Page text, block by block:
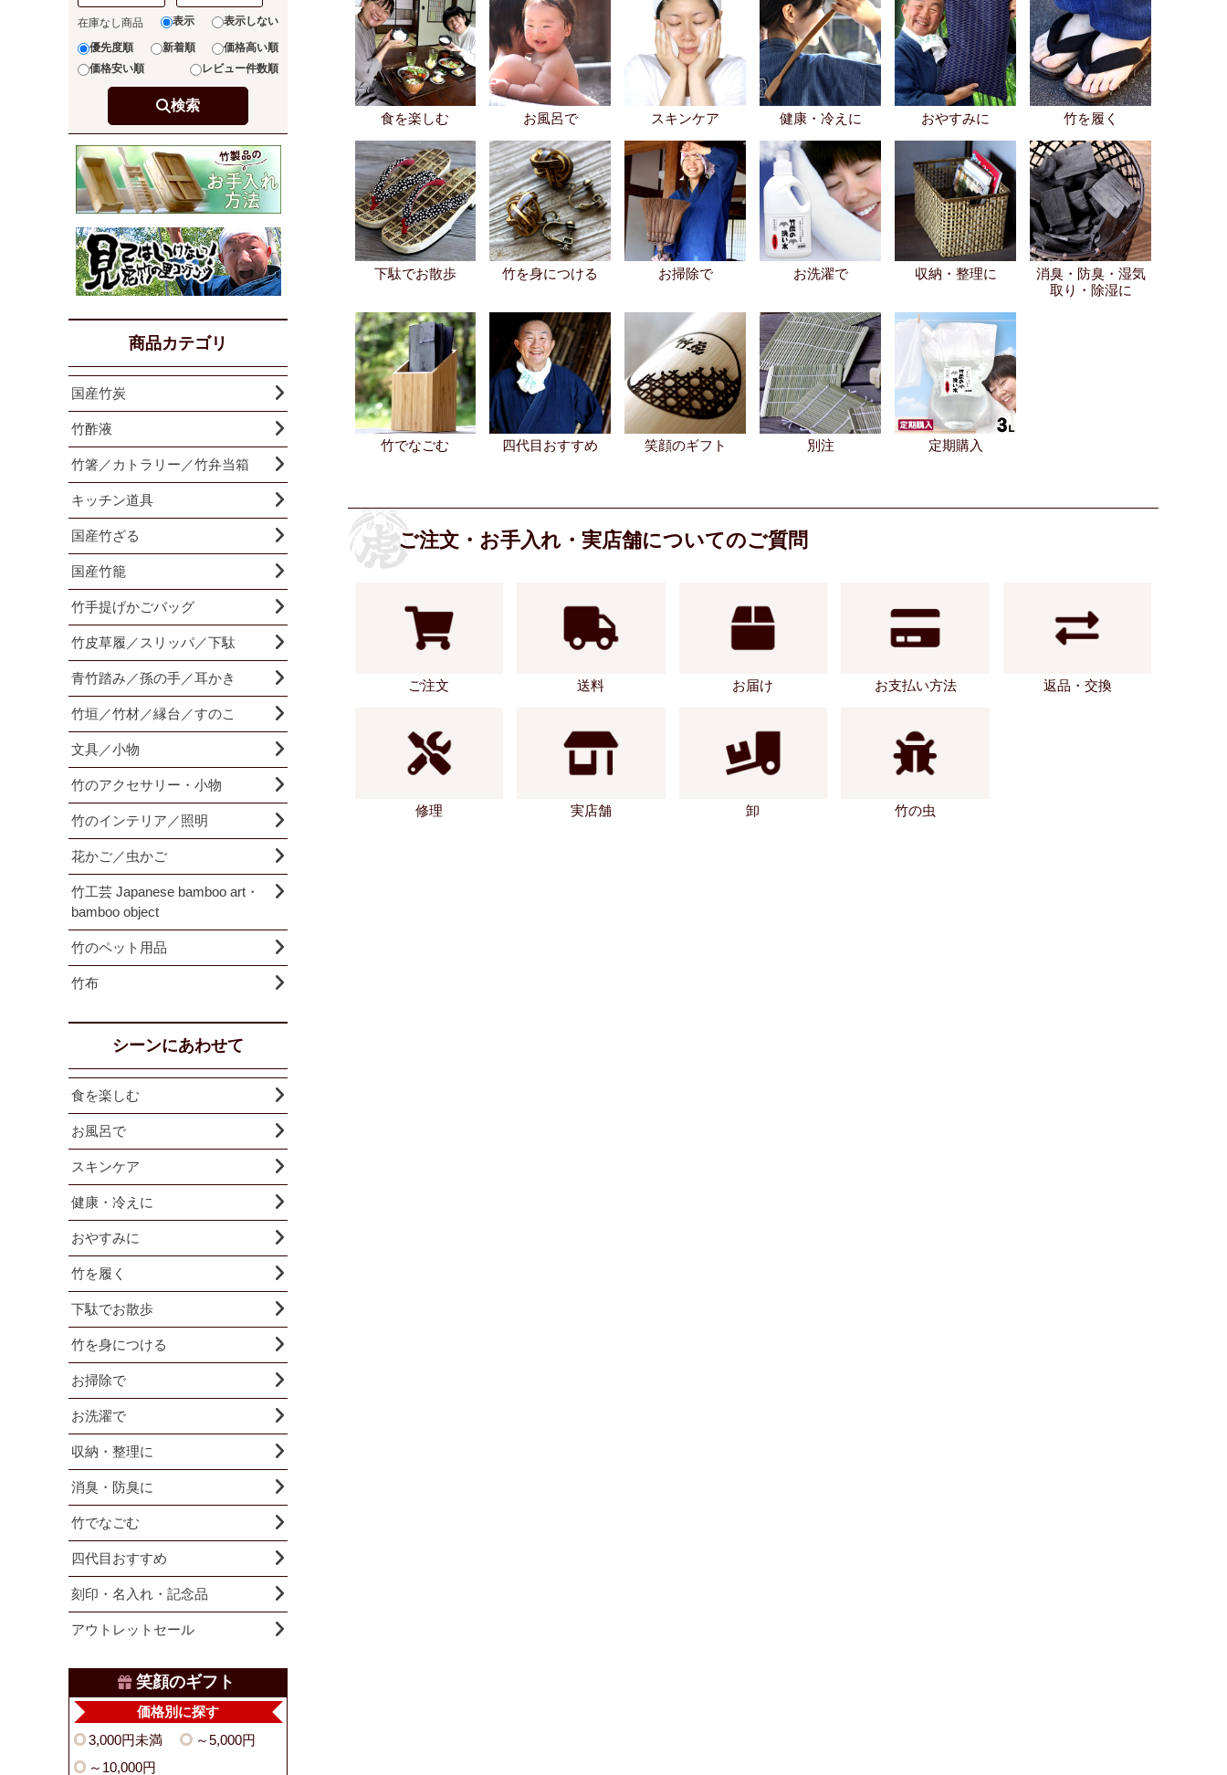
食を楽しむ お風呂で スキンケア 健康・冷えに おやすみに 竹を履く
下駄でお散歩 竹を身につける お掃除で お洗濯で 収納・整理に
消臭・防臭・湿気
取り・除湿に
竹でなごむ 四代目おすすめ 笑顔のギフト 別注 定期購入
ご注文・お手入れ・実店舗についてのご質問
ご注文 送料 お届け お支払い方法 返品・交換
修理 実店舗 卸 竹の虫
在庫なし商品 表示 表示しない
優先度順 新着順
価格高い順
価格安い順
レビュー件数順
検索
商品カテゴリ
国産竹炭
竹酢液
竹箸／カトラリー／竹弁当箱
キッチン道具
国産竹ざる
国産竹籠
竹手提げかごバッグ
竹皮草履／スリッパ／下駄
青竹踏み／孫の手／耳かき
竹垣／竹材／縁台／すのこ
文具／小物
竹のアクセサリー・小物
竹のインテリア／照明
花かご／虫かご
竹工芸 Japanese bamboo art・
bamboo object
竹のペット用品
竹布
シーンにあわせて
食を楽しむ
お風呂で
スキンケア
健康・冷えに
おやすみに
竹を履く
下駄でお散歩
竹を身につける
お掃除で
お洗濯で
収納・整理に
消臭・防臭に
竹でなごむ
四代目おすすめ
刻印・名入れ・記念品
アウトレットセール
笑顔のギフト
価格別に探す
3,000円未満
～5,000円
～10,000円